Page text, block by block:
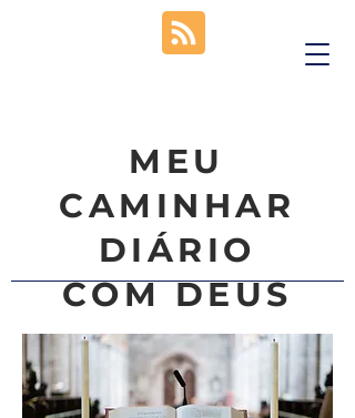
MEU
CAMINHAR
DIÁRIO
COM DEUS